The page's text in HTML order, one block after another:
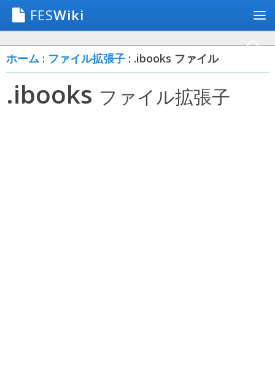
FESWiki
ホーム : ファイル拡張子 : .ibooks ファイル
.ibooks ファイル拡張子